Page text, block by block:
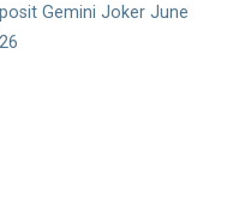
Gemini Joker June